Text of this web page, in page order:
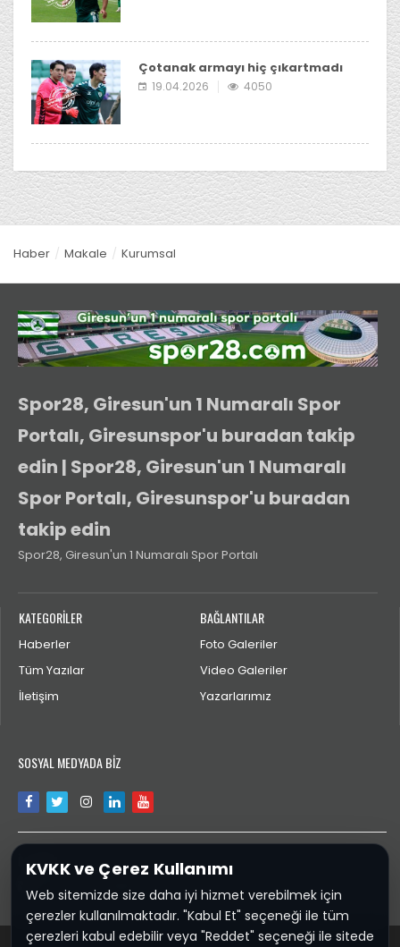
KVKK ve Çerez Kullanımı
Web sitemizde size daha iyi hizmet verebilmek için
çerezler kullanılmaktadır. "Kabul Et" seçeneği ile tüm
çerezleri kabul edebilir veya "Reddet" seçeneği ile sitede
Çotanak armayı hiç çıkartmadı
19.04.2026 4050
Haber Makale Kurumsal
Spor28, Giresun'un 1 Numaralı Spor
Portalı, Giresunspor'u buradan takip
edin | Spor28, Giresun'un 1 Numaralı
Spor Portalı, Giresunspor'u buradan
takip edin
Spor28, Giresun'un 1 Numaralı Spor Portalı
KATEGORİLER
Haberler
Tüm Yazılar
İletişim
BAĞLANTILAR
Foto Galeriler
Video Galeriler
Yazarlarımız
SOSYAL MEDYADA BİZ
İLETİŞİM